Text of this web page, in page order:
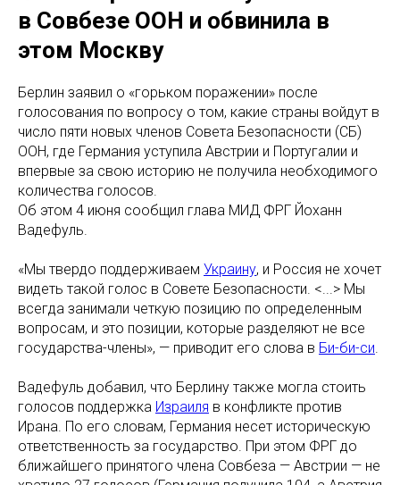
в Совбезе ООН и обвинила в
этом Москву
Берлин заявил о «горьком поражении» после
голосования по вопросу о том, какие страны войдут в
число пяти новых членов Совета Безопасности (СБ)
ООН, где Германия уступила Австрии и Португалии и
впервые за свою историю не получила необходимого
количества голосов.
Об этом 4 июня сообщил глава МИД ФРГ Йоханн
Вадефуль.
«Мы твердо поддерживаем Украину, и Россия не хочет
видеть такой голос в Совете Безопасности. <...> Мы
всегда занимали четкую позицию по определенным
вопросам, и это позиции, которые разделяют не все
государства-члены», — приводит его слова в Би-би-си.
Вадефуль добавил, что Берлину также могла стоить
голосов поддержка Израиля в конфликте против
Ирана. По его словам, Германия несет историческую
ответственность за государство. При этом ФРГ до
ближайшего принятого члена Совбеза — Австрии — не